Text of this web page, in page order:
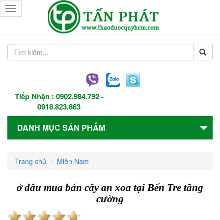
Tiếp Nhận : 0902.984.792-
0918.823.863
Toggle
navigation
DANH MỤC SẢN PHẨM
Trang chủ Miền Nam
ở đâu mua bán cây an xoa tại Bến Tre tăng
cường